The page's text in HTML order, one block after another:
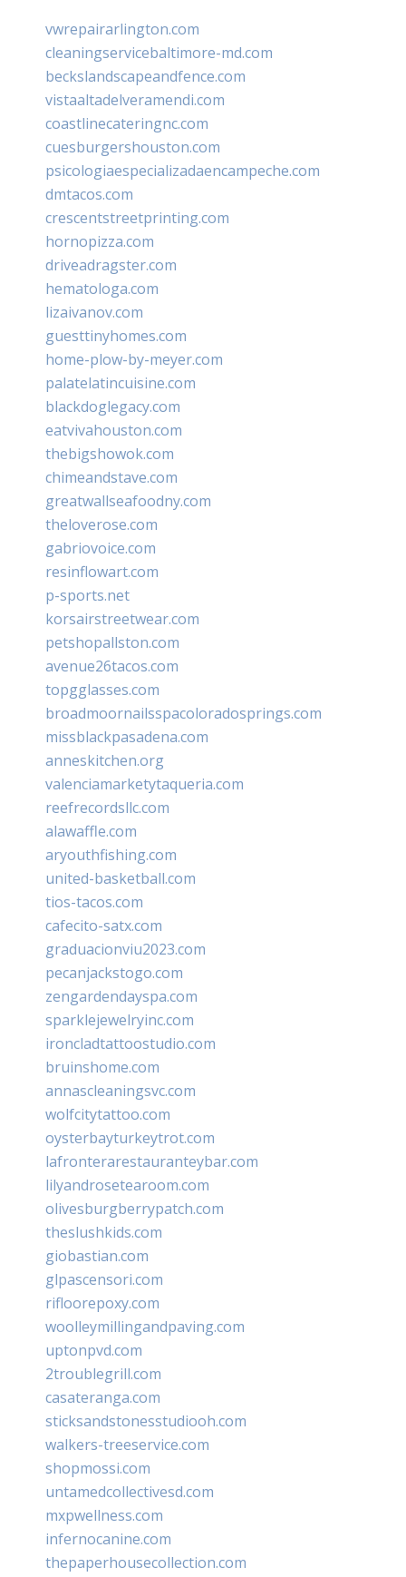
vwrepairarlington.com
cleaningservicebaltimore-md.com
beckslandscapeandfence.com
vistaaltadelveramendi.com
coastlinecateringnc.com
cuesburgershouston.com
psicologiaespecializadaencampeche.com
dmtacos.com
crescentstreetprinting.com
hornopizza.com
driveadragster.com
hematologa.com
lizaivanov.com
guesttinyhomes.com
home-plow-by-meyer.com
palatelatincuisine.com
blackdoglegacy.com
eatvivahouston.com
thebigshowok.com
chimeandstave.com
greatwallseafoodny.com
theloverose.com
gabriovoice.com
resinflowart.com
p-sports.net
korsairstreetwear.com
petshopallston.com
avenue26tacos.com
topgglasses.com
broadmoornailsspacoloradosprings.com
missblackpasadena.com
anneskitchen.org
valenciamarketytaqueria.com
reefrecordsllc.com
alawaffle.com
aryouthfishing.com
united-basketball.com
tios-tacos.com
cafecito-satx.com
graduacionviu2023.com
pecanjackstogo.com
zengardendayspa.com
sparklejewelryinc.com
ironcladtattoostudio.com
bruinshome.com
annascleaningsvc.com
wolfcitytattoo.com
oysterbayturkeytrot.com
lafronterarestauranteybar.com
lilyandrosetearoom.com
olivesburgberrypatch.com
theslushkids.com
giobastian.com
glpascensori.com
rifloorepoxy.com
woolleymillingandpaving.com
uptonpvd.com
2troublegrill.com
casateranga.com
sticksandstonesstudiooh.com
walkers-treeservice.com
shopmossi.com
untamedcollectivesd.com
mxpwellness.com
infernocanine.com
thepaperhousecollection.com